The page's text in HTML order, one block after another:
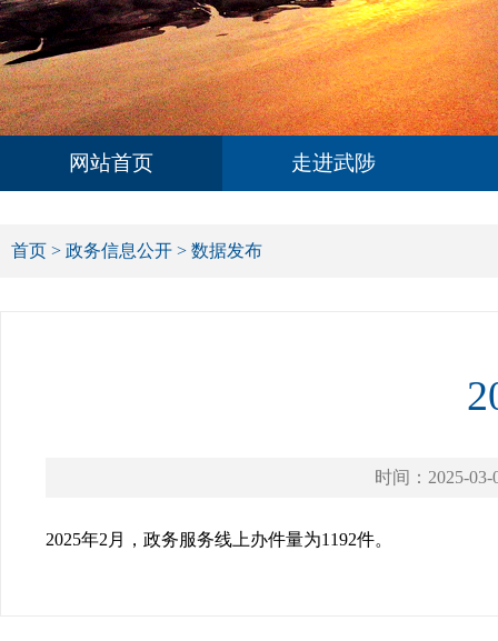
网站首页 走进武陟
首页 > 政务信息公开 > 数据发布
时间：2025-03-
2025年2月，政务服务线上办件量为1192件。